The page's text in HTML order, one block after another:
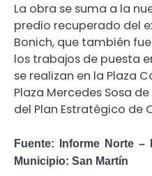
La obra se suma a la
predio recuperado del
Bonich, que también
los trabajos de puesta
se realizan en la Plaza
Plaza Mercedes Sosa
del Plan Estratégico de
Fuente: Informe Norte
Municipio: San Martín